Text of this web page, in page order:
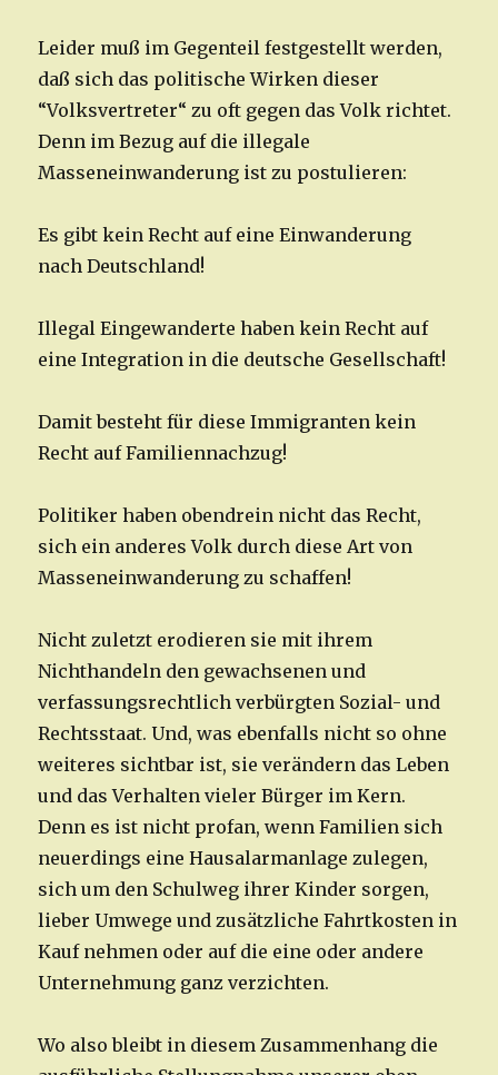
Leider muß im Gegenteil festgestellt werden,
daß sich das politische Wirken dieser
“Volksvertreter“ zu oft gegen das Volk richtet.
Denn im Bezug auf die illegale
Masseneinwanderung ist zu postulieren:
Es gibt kein Recht auf eine Einwanderung
nach Deutschland!
Illegal Eingewanderte haben kein Recht auf
eine Integration in die deutsche Gesellschaft!
Damit besteht für diese Immigranten kein
Recht auf Familiennachzug!
Politiker haben obendrein nicht das Recht,
sich ein anderes Volk durch diese Art von
Masseneinwanderung zu schaffen!
Nicht zuletzt erodieren sie mit ihrem
Nichthandeln den gewachsenen und
verfassungsrechtlich verbürgten Sozial- und
Rechtsstaat. Und, was ebenfalls nicht so ohne
weiteres sichtbar ist, sie verändern das Leben
und das Verhalten vieler Bürger im Kern.
Denn es ist nicht profan, wenn Familien sich
neuerdings eine Hausalarmanlage zulegen,
sich um den Schulweg ihrer Kinder sorgen,
lieber Umwege und zusätzliche Fahrtkosten in
Kauf nehmen oder auf die eine oder andere
Unternehmung ganz verzichten.
Wo also bleibt in diesem Zusammenhang die